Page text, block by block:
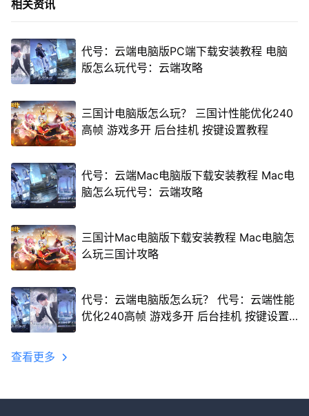
相关资讯
代号：云端电脑版PC端下载安装教程 电脑
版怎么玩代号：云端攻略
三国计电脑版怎么玩？ 三国计性能优化240
高帧 游戏多开 后台挂机 按键设置教程
代号：云端Mac电脑版下载安装教程 Mac电
脑怎么玩代号：云端攻略
三国计Mac电脑版下载安装教程 Mac电脑怎
么玩三国计攻略
代号：云端电脑版怎么玩？ 代号：云端性能
优化240高帧 游戏多开 后台挂机 按键设置
查看更多